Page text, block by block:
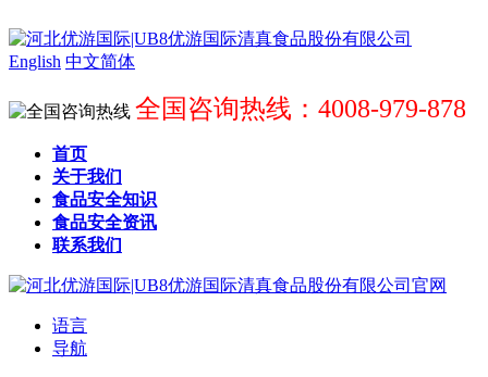
English 中文简体
全国咨询热线：4008-979-878
首页
关于我们
食品安全知识
食品安全资讯
联系我们
语言
导航